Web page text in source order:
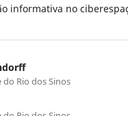
informativa no
Rio dos Sinos